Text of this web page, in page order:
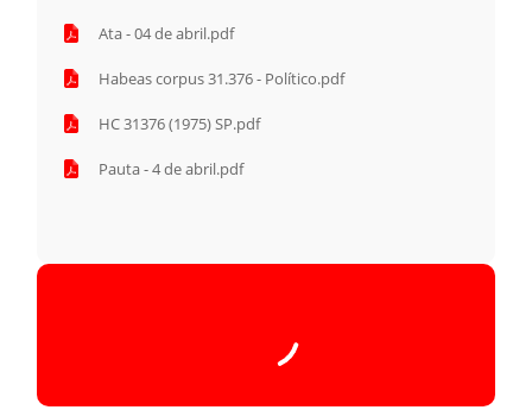
Ata - 04 de abril.pdf
Habeas corpus 31.376 - Político.pdf
HC 31376 (1975) SP.pdf
Pauta - 4 de abril.pdf
Tocador